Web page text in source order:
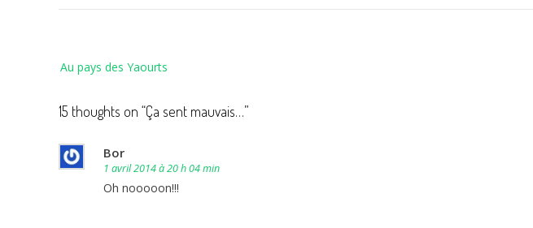
de
l’article
Au pays des Yaourts
15 thoughts on “Ça sent mauvais…”
Bor
1 avril 2014 à 20 h 04 min
Oh nooooon!!!